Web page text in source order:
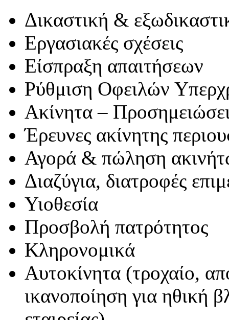
Δικαστική &
Εργασιακές σχέσεις
Είσπραξη απαιτήσεων
Ρύθμιση Οφειλών
Ακίνητα –
Έρευνες ακίνητης
Αγορά & πώληση
Διαζύγια, διατροφές
Υιοθεσία
Προσβολή πατρότητος
Κληρονομικά
Αυτοκίνητα (τροχαίο,
ικανοποίηση για ηθική